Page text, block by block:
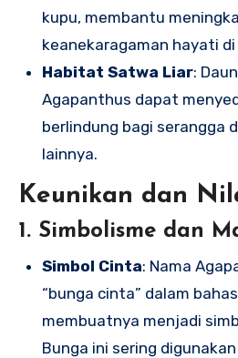
kupu, membantu
keanekaragaman hayati
Habitat Satwa Liar:
Agapanthus dapat
berlindung bagi serangga
lainnya.
Keunikan dan
1. Simbolisme dan
Simbol Cinta: Nama
“bunga cinta” dalam
membuatnya menjadi
Bunga ini sering